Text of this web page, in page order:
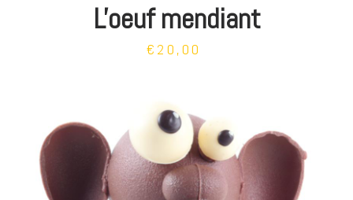
L'oeuf mendiant
€20,00